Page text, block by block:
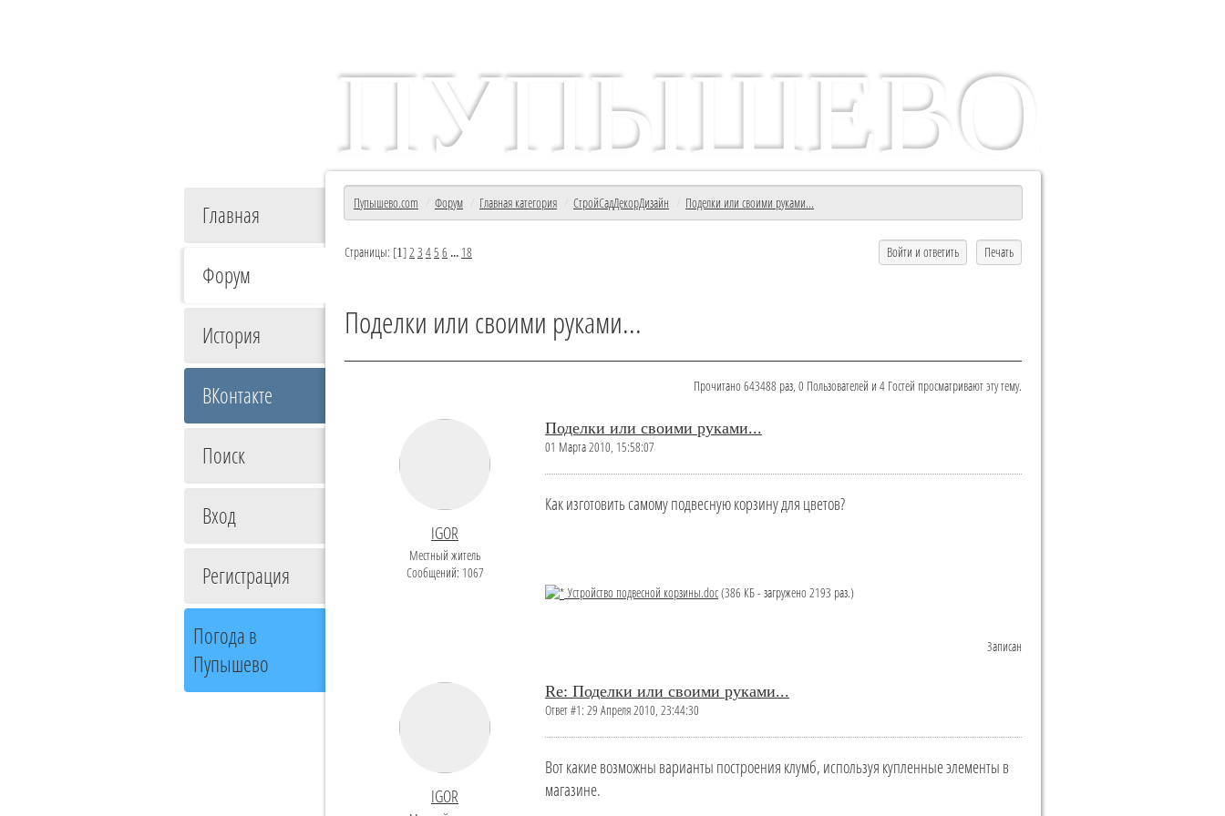
Главный информационный ресурс с/т Пупышево
ПУПЫШЕВО
Форум
Главная
Форум
История
ВКонтакте
Поиск
Вход
Регистрация
Погода в
Пупышево
Пупышево.com Форум Главная категория СтройСадДекорДизайн Поделки или своими руками...
Войти и ответить Печать
Страницы: [1]2 3 45 6 ... 18
Поделки или своими руками...
Прочитано 643488 раз, 0 Пользователей и 4 Гостей просматривают эту тему.
IGOR
Местный житель
Сообщений: 1067
Поделки или своими руками...
01 Марта 2010, 15:58:07
Как изготовить самому подвесную корзину для цветов?
Устройство подвесной корзины.doc(386 КБ - загружено 2193 раз.)
Записан
IGOR
Re: Поделки или своими руками...
Ответ #1: 29 Апреля 2010, 23:44:30
Вот какие возможны варианты построения клумб, используя купленные элементы в
магазине.